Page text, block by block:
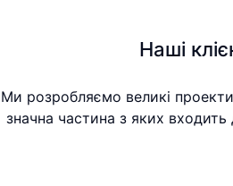
Наші
Ми розробляємо великі проекти
значна частина з яких